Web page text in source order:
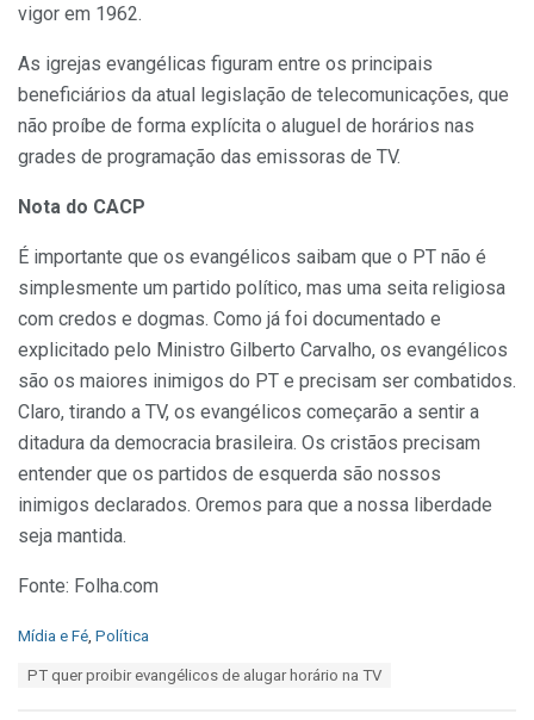
vigor em 1962.
As igrejas evangélicas figuram entre os principais
beneficiários da atual legislação de telecomunicações, que
não proíbe de forma explícita o aluguel de horários nas
grades de programação das emissoras de TV.
Nota do CACP
É importante que os evangélicos saibam que o PT não é
simplesmente um partido político, mas uma seita religiosa
com credos e dogmas. Como já foi documentado e
explicitado pelo Ministro Gilberto Carvalho, os evangélicos
são os maiores inimigos do PT e precisam ser combatidos.
Claro, tirando a TV, os evangélicos começarão a sentir a
ditadura da democracia brasileira. Os cristãos precisam
entender que os partidos de esquerda são nossos
inimigos declarados. Oremos para que a nossa liberdade
seja mantida.
Fonte: Folha.com
C
Mídia e Fé Política
PT quer proibir evangélicos de alugar horário na TV